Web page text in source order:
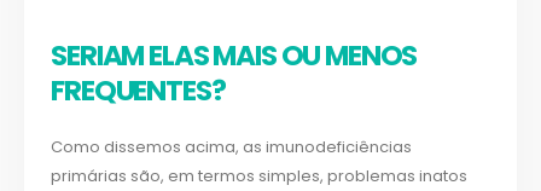
SERIAM ELAS MAIS OU MENOS
FREQUENTES?
Como dissemos acima, as imunodeficiências
primárias são, em termos simples, problemas inatos